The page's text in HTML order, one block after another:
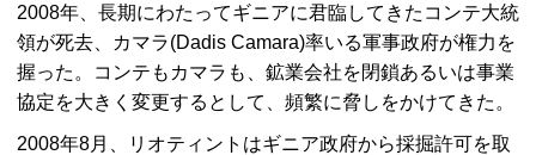
2008年、長期にわたってギニアに君臨してきたコンテ大統
領が死去、カマラ(Dadis Camara)率いる軍事政府が権力を
握った。コンテもカマラも、鉱業会社を閉鎖あるいは事業
協定を大きく変更するとして、頻繁に脅しをかけてきた。
2008年8月、リオティントはギニア政府から採掘許可を取